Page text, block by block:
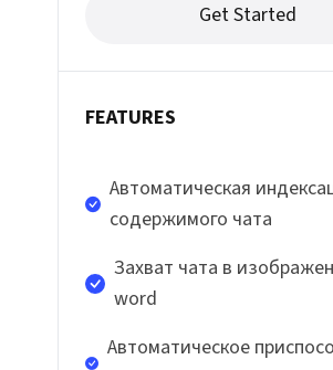
Get Started
FEATURES
Автоматическая
содержимого чата
Захват чата в
word
Автоматическое